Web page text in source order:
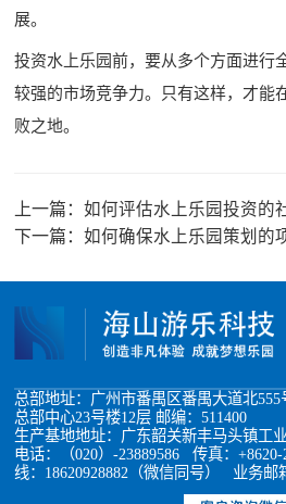
展。
投资水上乐园前，要从多个方面进行
较强的市场竞争力。只有这样，才能
败之地。
上一篇：如何评估水上乐园投资的
下一篇：如何确保水上乐园策划的
总部地址：广州市番禺区番禺大道北
总部中心23号楼12层 邮编：511400
生产基地地址：广东韶关新丰马头镇工
电话：（020）-23889586 传真：
线：18620928882（微信同号） 业务邮